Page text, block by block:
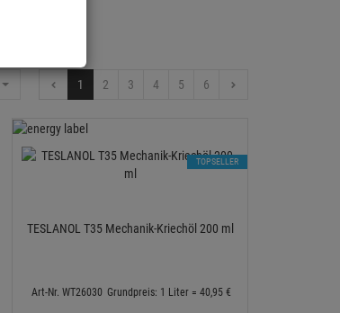
1 2 3 4 5 6
TESLANOL T35 Mechanik-Kriechöl 200 ml
Art-Nr. WT26030 Grundpreis: 1 Liter = 40,95 €
TOPSELLER